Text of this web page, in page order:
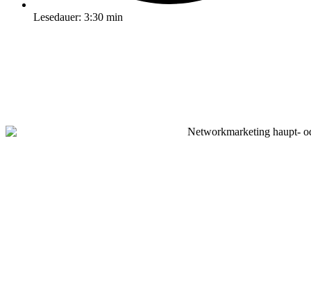
Lesedauer: 3:30 min